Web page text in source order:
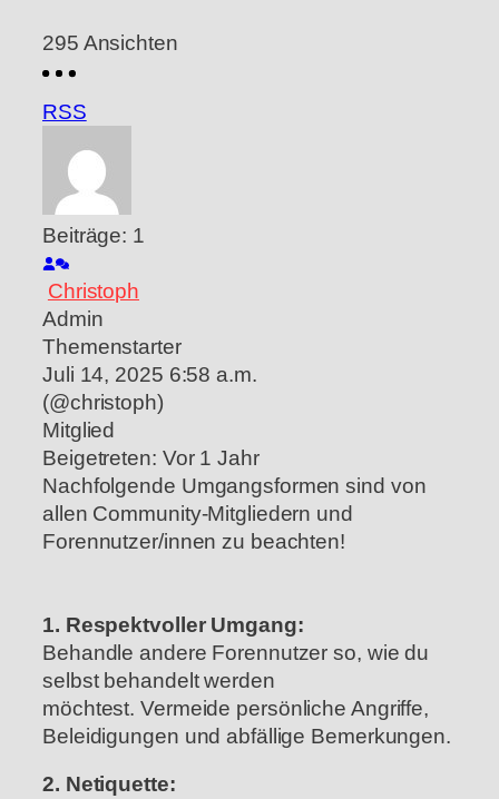
295 Ansichten
RSS
Beiträge: 1
Christoph
Admin
Themenstarter
Juli 14, 2025 6:58 a.m.
(@christoph)
Mitglied
Beigetreten: Vor 1 Jahr
Nachfolgende Umgangsformen sind von
allen Community-Mitgliedern und
Forennutzer/innen zu beachten!
1. Respektvoller Umgang:
Behandle andere Forennutzer so, wie du
selbst behandelt werden
möchtest.Vermeide persönliche Angriffe,
Beleidigungen und abfällige Bemerkungen.
2. Netiquette: